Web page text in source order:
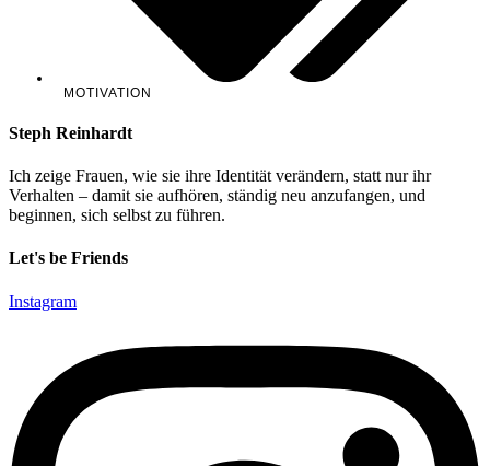
MOTIVATION
Steph Reinhardt
Ich zeige Frauen, wie sie ihre Identität verändern, statt nur ihr
Verhalten – damit sie aufhören, ständig neu anzufangen, und
beginnen, sich selbst zu führen.
Let's be Friends
Instagram